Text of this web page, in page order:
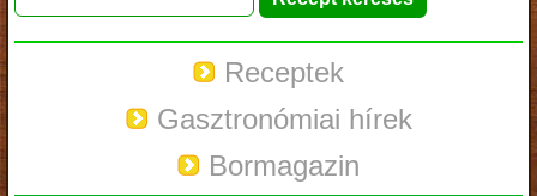
Receptek
Gasztronómiai hírek
Bormagazin